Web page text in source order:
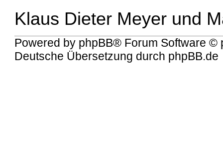
Klaus Dieter Meyer und
Powered by phpBB® Forum Software ©
Deutsche Übersetzung durch phpBB.de